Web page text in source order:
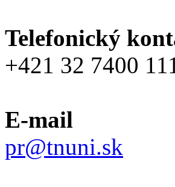
Telefonický
+421 32 7400
E-mail
pr@tnuni.sk